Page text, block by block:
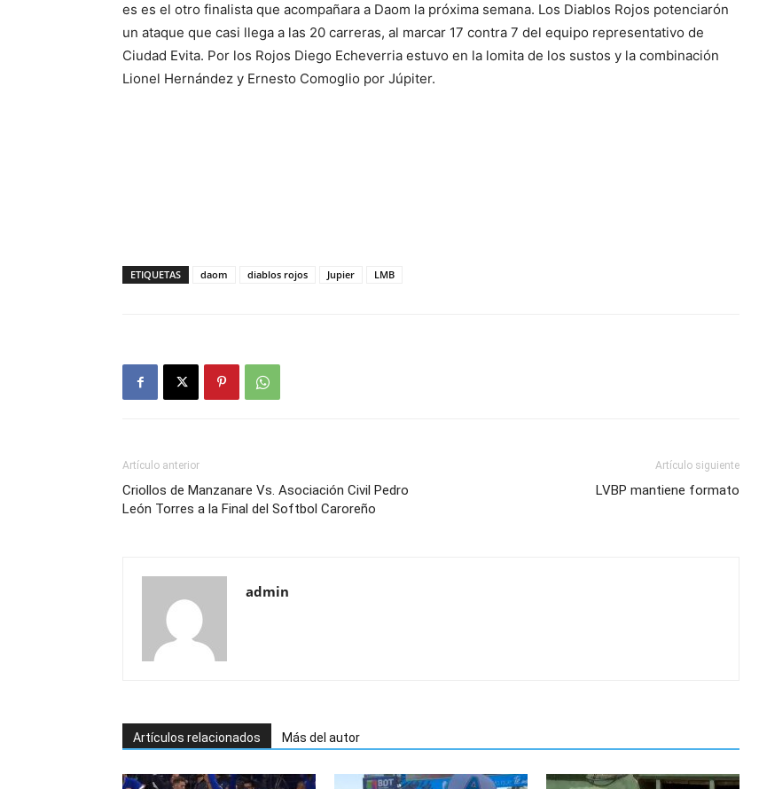
es es el otro finalista que acompañara a Daom la próxima semana. Los Diablos Rojos potenciarón
un ataque que casi llega a las 20 carreras, al marcar 17 contra 7 del equipo representativo de
Ciudad Evita. Por los Rojos Diego Echeverria estuvo en la lomita de los sustos y la combinación
Lionel Hernández y Ernesto Comoglio por Júpiter.
ETIQUETAS daom diablos rojos Jupier LMB
Artículo anterior
Criollos de Manzanare Vs. Asociación Civil Pedro
León Torres a la Final del Softbol Caroreño
Artículo siguiente
LVBP mantiene formato
admin
Artículos relacionados Más del autor